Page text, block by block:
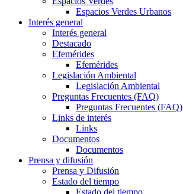
Espacios Verdes Urbanos
Interés general
Interés general
Destacado
Efemérides
Efemérides
Legislación Ambiental
Legislación Ambiental
Preguntas Frecuentes (FAQ)
Preguntas Frecuentes (FAQ)
Links de interés
Links
Documentos
Documentos
Prensa y difusión
Prensa y Difusión
Estado del tiempo
Estado del tiempo